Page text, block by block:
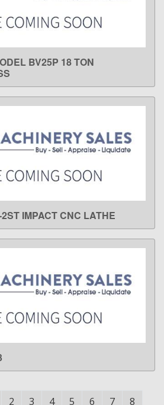
MORE
BV25P 18 TON
MORE
IMPACT CNC LATHE
MORE
2 3 4 5 6 7
8